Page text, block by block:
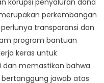
korupsi penyaluran dana
perkembangan
transparansi dan
program bantuan
keras untuk
dan memastikan bahwa
jawab atas